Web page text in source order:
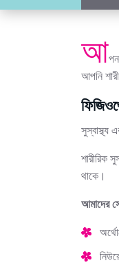
আ
আপনি
সুস্বাস্থ্য
শারীরিক
থাকে।
আমাদের